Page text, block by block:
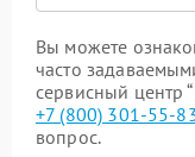
Вы можете
часто
сервисный центр
+7 (800) 301-55-
вопрос.